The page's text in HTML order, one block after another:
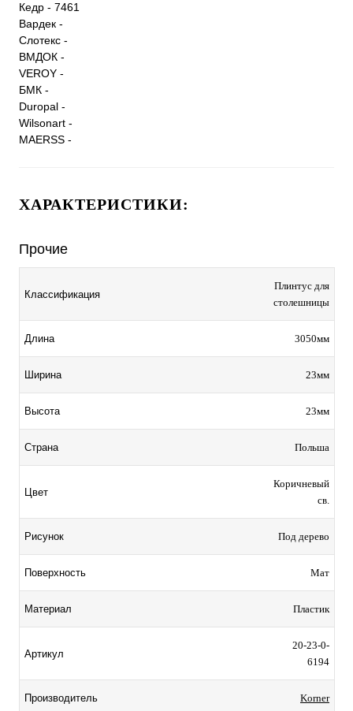
Кедр - 7461
Вардек -
Слотекс -
ВМДОК -
VEROY -
БМК -
Duropal -
Wilsonart -
MAERSS -
ХАРАКТЕРИСТИКИ:
Прочие
Классификация
Плинтус для
столешницы
Длина 3050мм
Ширина 23мм
Высота 23мм
Страна Польша
Цвет
Коричневый
св.
Рисунок Под дерево
Поверхность Мат
Материал Пластик
Артикул
20-23-0-
6194
Производитель Korner